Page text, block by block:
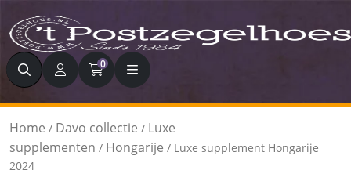
Zoeken 0
Home / Davo collectie / Luxe
supplementen / Hongarije / Luxe supplement Hongarije
2024